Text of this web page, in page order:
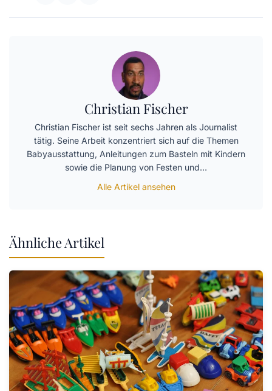
Christian Fischer
Christian Fischer ist seit sechs Jahren als Journalist
tätig. Seine Arbeit konzentriert sich auf die Themen
Babyausstattung, Anleitungen zum Basteln mit Kindern
sowie die Planung von Festen und…
Alle Artikel ansehen
Ähnliche Artikel